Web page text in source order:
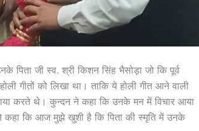
पिता जी स्व. श्री किशन सिंह भैसोड़ा जो कि पूर्व
गीतों को लिखा था। ताकि ये होली गीत आने वाली
करते थे। कुन्दन ने कहा कि उनके मन में विचार आया
कहा कि आज मुझे खुशी है कि पिता की स्मृति में उनके